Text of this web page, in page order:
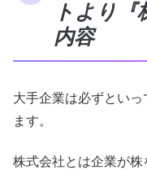
トより『
内容
大手企業は必ずとい
ます。
株式会社とは企業が